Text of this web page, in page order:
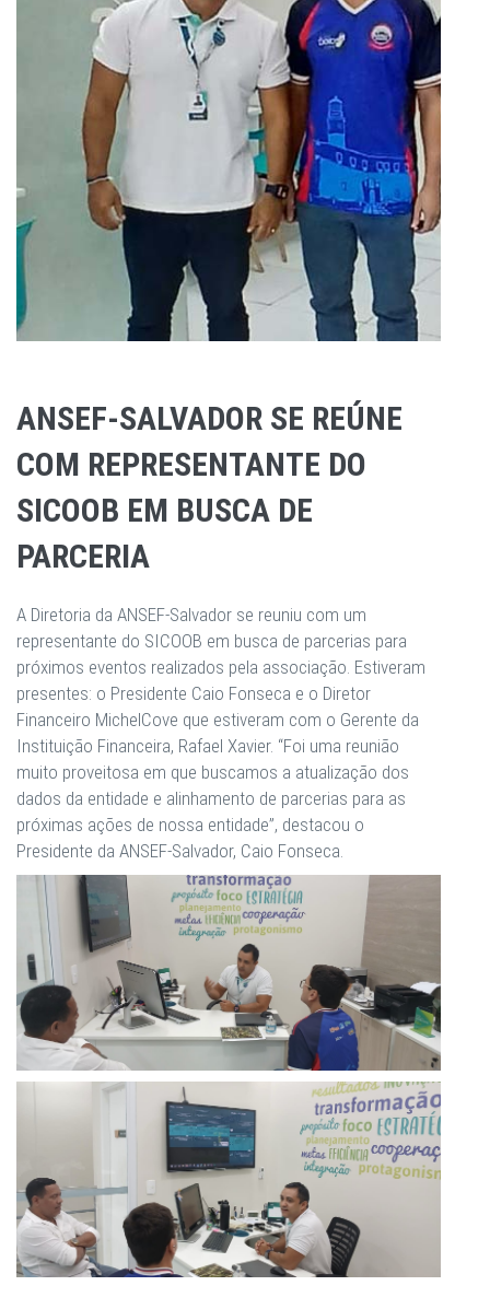
ANSEF-SALVADOR SE REÚNE
COM REPRESENTANTE DO
SICOOB EM BUSCA DE
PARCERIA
A Diretoria da ANSEF-Salvador se reuniu com um
representante do SICOOB em busca de parcerias para
próximos eventos realizados pela associação. Estiveram
presentes: o Presidente Caio Fonseca e o Diretor
Financeiro MichelCove que estiveram com o Gerente da
Instituição Financeira, Rafael Xavier. “Foi uma reunião
muito proveitosa em que buscamos a atualização dos
dados da entidade e alinhamento de parcerias para as
próximas ações de nossa entidade”, destacou o
Presidente da ANSEF-Salvador, Caio Fonseca.